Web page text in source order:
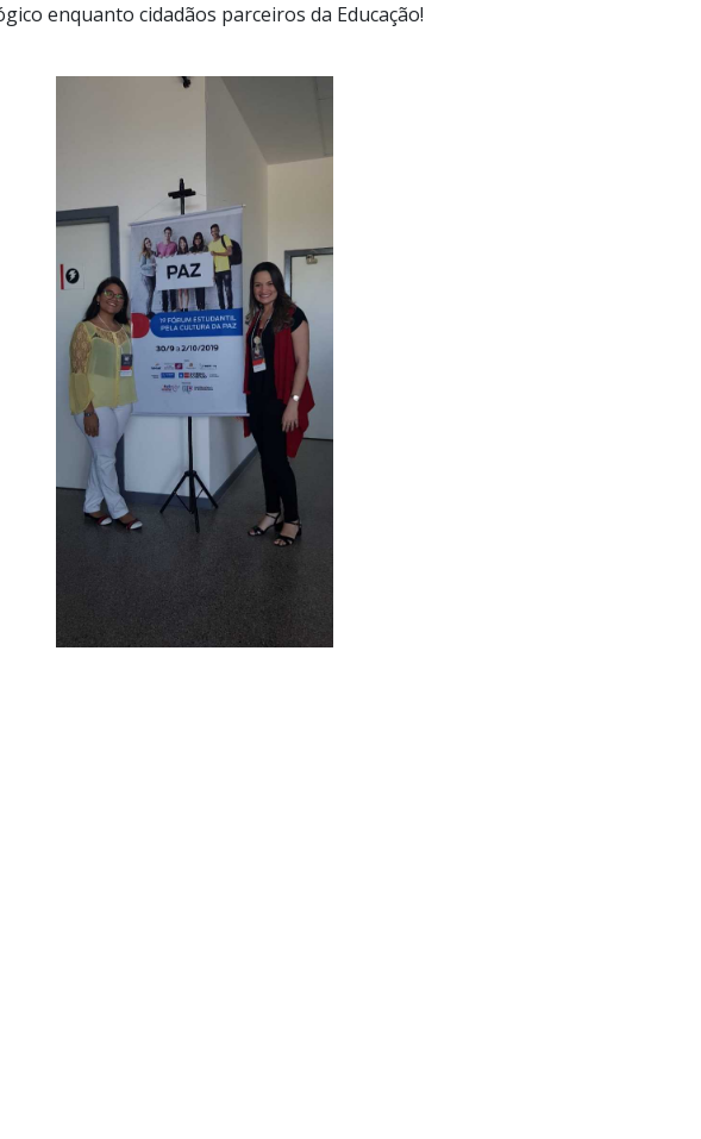
enquanto cidadãos parceiros da Educação!